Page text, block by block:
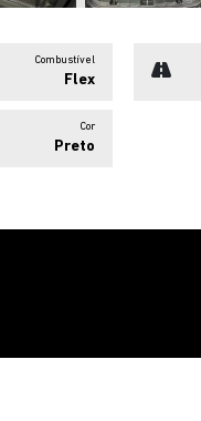
Combustível
Flex
Cor
Preto